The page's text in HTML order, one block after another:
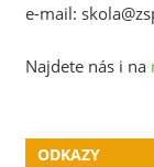
e-mail:
Najdete nás i na
ODKAZY